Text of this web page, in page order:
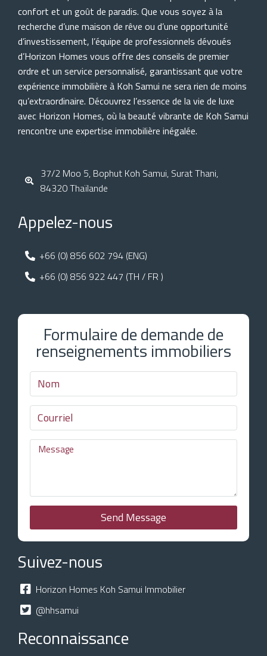
confort et un goût de paradis. Que vous soyez à la
recherche d’une maison de rêve ou d’une opportunité
d’investissement, l’équipe de professionnels dévoués
d’Horizon Homes vous offre des conseils de premier
ordre et un service personnalisé, garantissant que votre
expérience immobilière à Koh Samui ne sera rien de moins
qu’extraordinaire. Découvrez l’essence de la vie de luxe
avec Horizon Homes, où la beauté vibrante de Koh Samui
rencontre une expertise immobilière inégalée.
37/2 Moo 5, Bophut Koh Samui, Surat Thani,
84320 Thaïlande
Appelez-nous
+66 (0) 856 602 794 (ENG)
+66 (0) 856 922 447 (TH / FR )
Formulaire de demande de
renseignements immobiliers
Send Message
Suivez-nous
Horizon Homes Koh Samui Immobilier
@hhsamui
Reconnaissance